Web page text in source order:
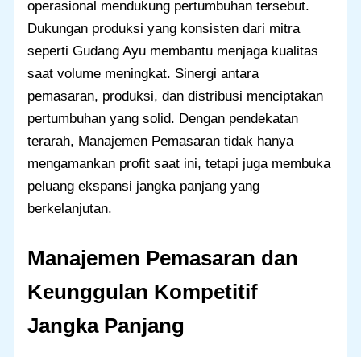
operasional mendukung pertumbuhan tersebut.
Dukungan produksi yang konsisten dari mitra
seperti Gudang Ayu membantu menjaga kualitas
saat volume meningkat. Sinergi antara
pemasaran, produksi, dan distribusi menciptakan
pertumbuhan yang solid. Dengan pendekatan
terarah, Manajemen Pemasaran tidak hanya
mengamankan profit saat ini, tetapi juga membuka
peluang ekspansi jangka panjang yang
berkelanjutan.
Manajemen Pemasaran dan
Keunggulan Kompetitif
Jangka Panjang